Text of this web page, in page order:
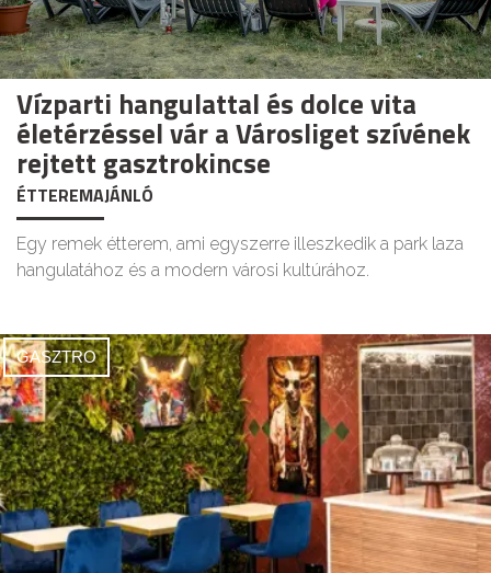
Vízparti hangulattal és dolce vita
életérzéssel vár a Városliget szívének
rejtett gasztrokincse
ÉTTEREMAJÁNLÓ
Egy remek étterem, ami egyszerre illeszkedik a park laza
hangulatához és a modern városi kultúrához.
GASZTRO